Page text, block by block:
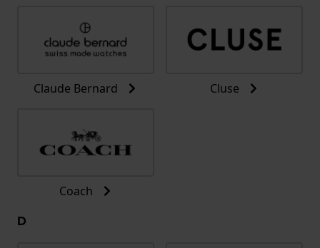
Claude Bernard Cluse
Coach
D